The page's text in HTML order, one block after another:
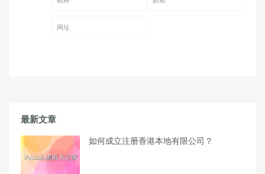
最新文章
如何成立注册香港本地有限公司？